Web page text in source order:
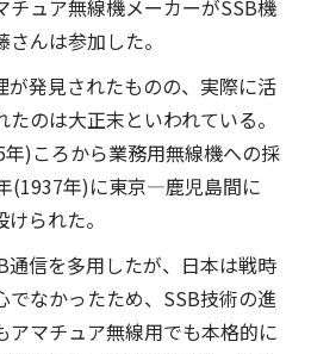
チュア無線機メーカーがSSB機
んは参加した。
が発見されたものの、実際に活
のは大正末といわれている。
)ころから業務用無線機への採
(1937年)に東京―鹿児島間に
られた。
通信を多用したが、日本は戦時
でなかったため、SSB技術の進
アマチュア無線用でも本格的に